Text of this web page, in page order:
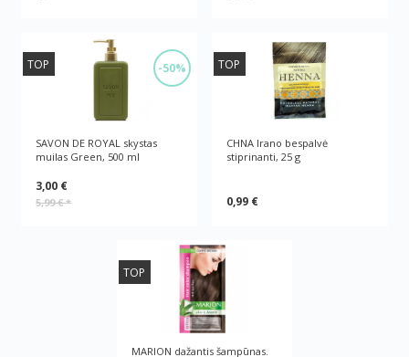
-50%
TOP
SAVON DE ROYAL skystas
muilas Green, 500 ml
3,00 €
5,99 €*
TOP
CHNA Irano bespalvė
stiprinanti, 25 g
0,99 €
TOP
MARION dažantis šampūnas.